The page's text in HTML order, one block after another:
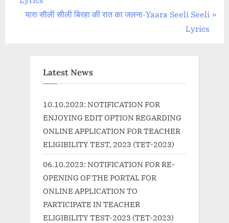
navigation
N
यारा सीली सीली बिरहा की रात का जलना-Yaara Seeli Seeli
Lyrics
Latest News
10.10.2023: NOTIFICATION FOR
ENJOYING EDIT OPTION REGARDING
ONLINE APPLICATION FOR TEACHER
ELIGIBILITY TEST, 2023 (TET-2023)
06.10.2023: NOTIFICATION FOR RE-
OPENING OF THE PORTAL FOR
ONLINE APPLICATION TO
PARTICIPATE IN TEACHER
ELIGIBILITY TEST-2023 (TET-2023)